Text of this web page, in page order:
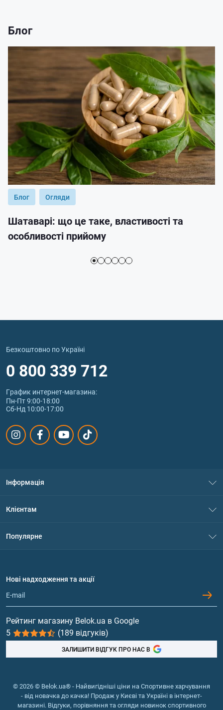
Блог
Блог Огляди
Шатаварі: що це таке, властивості та
особливості прийому
Безкоштовно по Україні
0 800 339 712
График интернет‑магазина:
Пн-Пт 9:00-18:00
Сб-Нд 10:00-17:00
Інформація
Політика конфіденційності
Обмін та повернення
Клієнтам
Популярне
Протеїн
Гейнери
Вітаміни та мінерали
Риб'ячий жир, жирні кислоти
Нові надходження та акції
Рейтинг магазину Belok.ua в Google
5
(189 відгуків)
ЗАЛИШИТИ ВІДГУК ПРО НАС В
© 2026 © Belok.ua® - Найвигідніші ціни на Спортивне харчування
- від новачка до качка! Продаж у Києві та Україні в інтернет-
магазині. Відгуки, порівняння та огляди новинок спортивного